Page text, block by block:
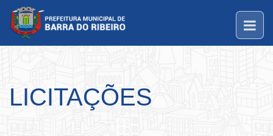
LICITAÇÕES